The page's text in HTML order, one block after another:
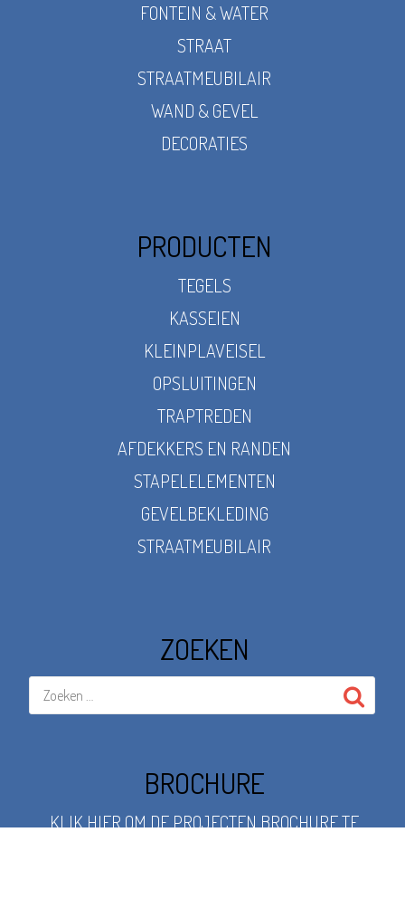
FONTEIN & WATER
STRAAT
STRAATMEUBILAIR
WAND & GEVEL
DECORATIES
PRODUCTEN
TEGELS
KASSEIEN
KLEINPLAVEISEL
OPSLUITINGEN
TRAPTREDEN
AFDEKKERS EN RANDEN
STAPELELEMENTEN
GEVELBEKLEDING
STRAATMEUBILAIR
ZOEKEN
BROCHURE
KLIK HIER OM DE PROJECTEN BROCHURE TE